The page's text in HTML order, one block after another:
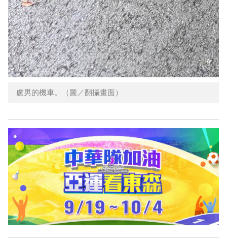
盧男的機車。（圖／翻攝畫面）